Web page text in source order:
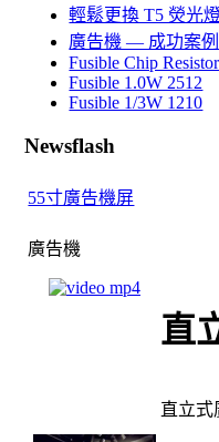
輕鬆更換 T5 熒光
廣告機 — 成功案例
Fusible Chip Resistor
Fusible 1.0W 2512
Fusible 1/3W 1210
Newsflash
55寸廣告機屏
廣告機
直
直立式